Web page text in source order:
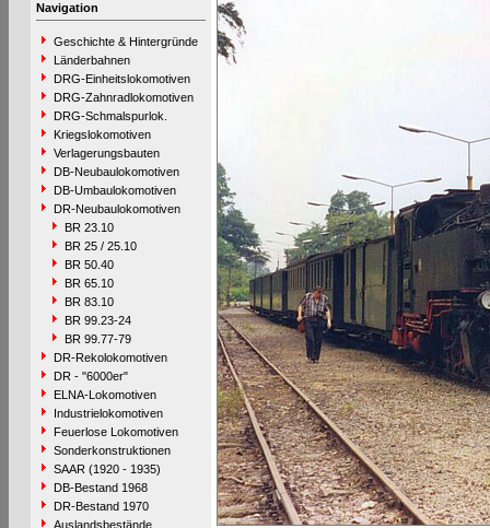
Navigation
Geschichte & Hintergründe
Länderbahnen
DRG-Einheitslokomotiven
DRG-Zahnradlokomotiven
DRG-Schmalspurlok.
Kriegslokomotiven
Verlagerungsbauten
DB-Neubaulokomotiven
DB-Umbaulokomotiven
DR-Neubaulokomotiven
BR 23.10
BR 25 / 25.10
BR 50.40
BR 65.10
BR 83.10
BR 99.23-24
BR 99.77-79
DR-Rekolokomotiven
DR - "6000er"
ELNA-Lokomotiven
Industrielokomotiven
Feuerlose Lokomotiven
Sonderkonstruktionen
SAAR (1920 - 1935)
DB-Bestand 1968
DR-Bestand 1970
Auslandsbestände